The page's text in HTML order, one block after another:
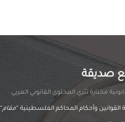
صديقة
مختارة تثري المحتوى القانوني العربي
وأحكام المحاكم الفلسطينية “مقام“